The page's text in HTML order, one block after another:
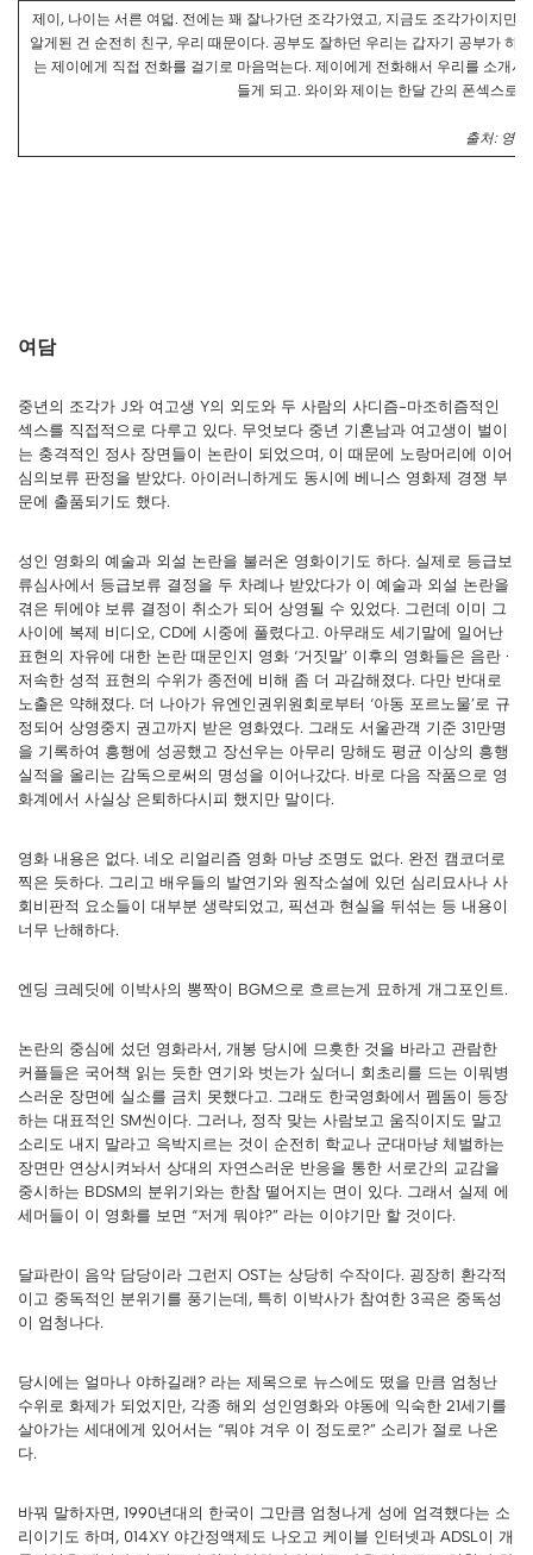
제이, 나이는 서른 여덟. 전에는 꽤 잘나가던 조각가였고, 지금도 조각가이지만
알게된 건 순전히 친구, 우리 때문이다. 공부도 잘하던 우리는 갑자기 공부가
는 제이에게 직접 전화를 걸기로 마음먹는다. 제이에게 전화해서 우리를 소개
들게 되고. 와이와 제이는 한달 간의 폰섹스로
출처: 영
여담
중년의 조각가 J와 여고생 Y의 외도와 두 사람의 사디즘-마조히즘적인
섹스를 직접적으로 다루고 있다. 무엇보다 중년 기혼남과 여고생이 벌이
는 충격적인 정사 장면들이 논란이 되었으며, 이 때문에 노랑머리에 이어
심의보류 판정을 받았다. 아이러니하게도 동시에 베니스 영화제 경쟁 부
문에 출품되기도 했다.
성인 영화의 예술과 외설 논란을 불러온 영화이기도 하다. 실제로 등급보
류심사에서 등급보류 결정을 두 차례나 받았다가 이 예술과 외설 논란을
겪은 뒤에야 보류 결정이 취소가 되어 상영될 수 있었다. 그런데 이미 그
사이에 복제 비디오, CD에 시중에 풀렸다고. 아무래도 세기말에 일어난
표현의 자유에 대한 논란 때문인지 영화 ‘거짓말’ 이후의 영화들은 음란 ·
저속한 성적 표현의 수위가 종전에 비해 좀 더 과감해졌다. 다만 반대로
노출은 약해졌다. 더 나아가 유엔인권위원회로부터 ‘아동 포르노물’로 규
정되어 상영중지 권고까지 받은 영화였다. 그래도 서울관객 기준 31만명
을 기록하여 흥행에 성공했고 장선우는 아무리 망해도 평균 이상의 흥행
실적을 올리는 감독으로써의 명성을 이어나갔다. 바로 다음 작품으로 영
화계에서 사실상 은퇴하다시피 했지만 말이다.
영화 내용은 없다. 네오 리얼리즘 영화 마냥 조명도 없다. 완전 캠코더로
찍은 듯하다. 그리고 배우들의 발연기와 원작소설에 있던 심리묘사나 사
회비판적 요소들이 대부분 생략되었고, 픽션과 현실을 뒤섞는 등 내용이
너무 난해하다.
엔딩 크레딧에 이박사의 뽕짝이 BGM으로 흐르는게 묘하게 개그포인트.
논란의 중심에 섰던 영화라서, 개봉 당시에 므흣한 것을 바라고 관람한
커플들은 국어책 읽는 듯한 연기와 벗는가 싶더니 회초리를 드는 이뭐병
스러운 장면에 실소를 금치 못했다고. 그래도 한국영화에서 펨돔이 등장
하는 대표적인 SM씬이다. 그러나, 정작 맞는 사람보고 움직이지도 말고
소리도 내지 말라고 윽박지르는 것이 순전히 학교나 군대마냥 체벌하는
장면만 연상시켜놔서 상대의 자연스러운 반응을 통한 서로간의 교감을
중시하는 BDSM의 분위기와는 한참 떨어지는 면이 있다. 그래서 실제 에
세머들이 이 영화를 보면 “저게 뭐야?” 라는 이야기만 할 것이다.
달파란이 음악 담당이라 그런지 OST는 상당히 수작이다. 굉장히 환각적
이고 중독적인 분위기를 풍기는데, 특히 이박사가 참여한 3곡은 중독성
이 엄청나다.
당시에는 얼마나 야하길래? 라는 제목으로 뉴스에도 떴을 만큼 엄청난
수위로 화제가 되었지만, 각종 해외 성인영화와 야동에 익숙한 21세기를
살아가는 세대에게 있어서는 “뭐야 겨우 이 정도로?” 소리가 절로 나온
다.
바꿔 말하자면, 1990년대의 한국이 그만큼 엄청나게 성에 엄격했다는 소
리이기도 하며, 014XY 야간정액제도 나오고 케이블 인터넷과 ADSL이 개